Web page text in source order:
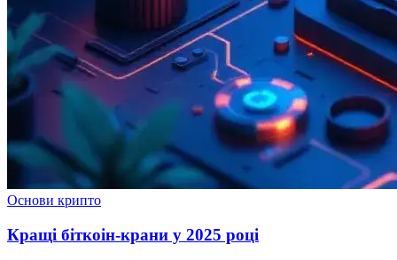
Основи крипто
Кращі біткоін-крани у 2025 році